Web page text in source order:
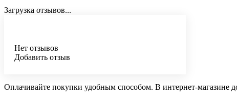
Загрузка отзывов...
Нет отзывов
Добавить отзыв
Оплачивайте покупки удобным способом. В интернет-магазине